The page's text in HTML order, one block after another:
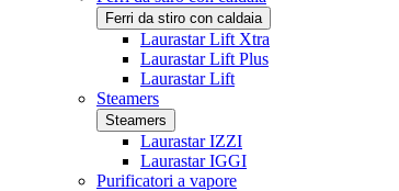
Ferri da stiro con caldaia
Laurastar Lift Xtra
Laurastar Lift Plus
Laurastar Lift
Steamers
Steamers
Laurastar IZZI
Laurastar IGGI
Purificatori a vapore